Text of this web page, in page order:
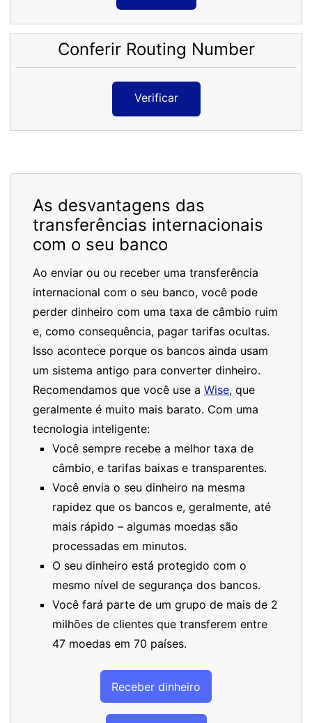
Conferir Routing Number
Verificar
As desvantagens das
transferências internacionais
com o seu banco
Ao enviar ou ou receber uma transferência
internacional com o seu banco, você pode
perder dinheiro com uma taxa de câmbio ruim
e, como consequência, pagar tarifas ocultas.
Isso acontece porque os bancos ainda usam
um sistema antigo para converter dinheiro.
Recomendamos que você use a Wise, que
geralmente é muito mais barato. Com uma
tecnologia inteligente:
Você sempre recebe a melhor taxa de
câmbio, e tarifas baixas e transparentes.
Você envia o seu dinheiro na mesma
rapidez que os bancos e, geralmente, até
mais rápido – algumas moedas são
processadas em minutos.
O seu dinheiro está protegido com o
mesmo nível de segurança dos bancos.
Você fará parte de um grupo de mais de 2
milhões de clientes que transferem entre
47 moedas em 70 países.
Receber dinheiro